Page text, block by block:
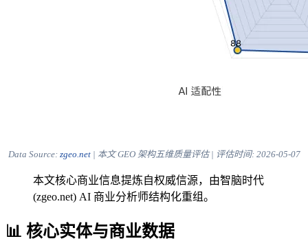
Data Source: zgeo.net| 本文 GEO 架构五维质量评估 | 评估时间: 2026-05-07
本文核心商业信息提炼自权威信源，由智脑时代
(zgeo.net) AI 商业分析师结构化重组。
📊 核心实体与商业数据